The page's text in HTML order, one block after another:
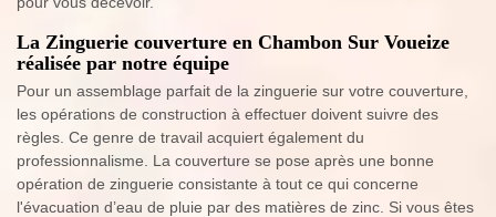
La Zinguerie couverture en Chambon Sur Voueize
réalisée par notre équipe
Pour un assemblage parfait de la zinguerie sur votre couverture,
les opérations de construction à effectuer doivent suivre des
règles. Ce genre de travail acquiert également du
professionnalisme. La couverture se pose après une bonne
opération de zinguerie consistante à tout ce qui concerne
l'évacuation d’eau de pluie par des matières de zinc. Si vous êtes